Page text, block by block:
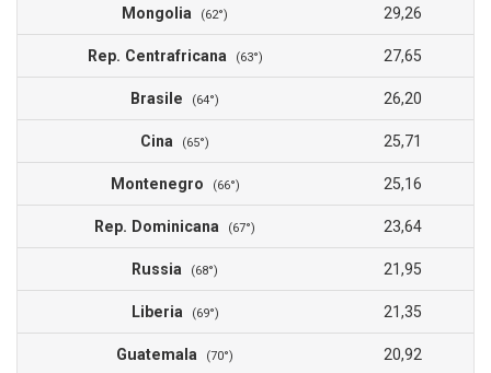
Mongolia (62°) 29,26
Rep. Centrafricana (63°) 27,65
Brasile (64°) 26,20
Cina (65°) 25,71
Montenegro (66°) 25,16
Rep. Dominicana (67°) 23,64
Russia (68°) 21,95
Liberia (69°) 21,35
Guatemala (70°) 20,92